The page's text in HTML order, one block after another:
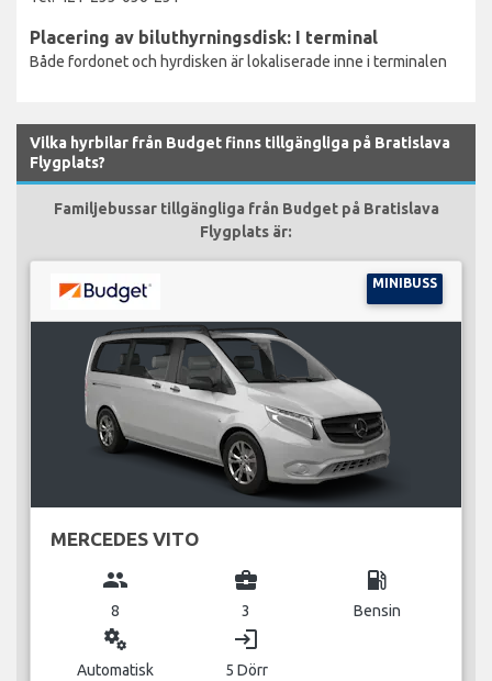
Placering av biluthyrningsdisk: I terminal
Både fordonet och hyrdisken är lokaliserade inne i terminalen
Vilka hyrbilar från Budget finns tillgängliga på Bratislava
Flygplats?
Familjebussar tillgängliga från Budget på Bratislava
Flygplats är:
MINIBUSS
MERCEDES VITO
group
8
business_center
3
local_gas_station
Bensin
miscellaneous_services
Automatisk
login
5 Dörr